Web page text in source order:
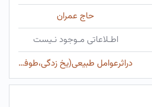
حاج عمران
اطـلاعاتی مـوجود نـیست
دراثرعوامل طبیعی(یخ زدگی،طوفان)....